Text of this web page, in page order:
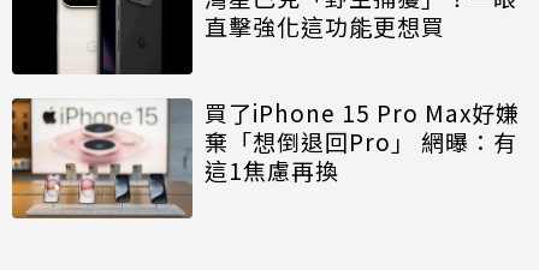
直擊強化這功能更想買
買了iPhone 15 Pro Max好嫌
棄「想倒退回Pro」 網曝：有
這1焦慮再換